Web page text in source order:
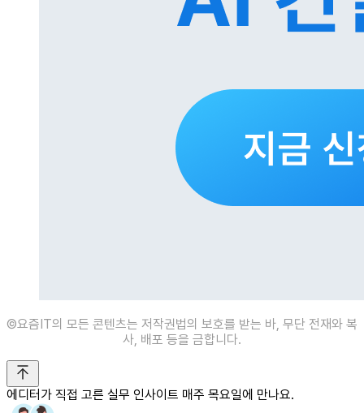
©️요즘IT의 모든 콘텐츠는 저작권법의 보호를 받는 바, 무단 전재와 복
사, 배포 등을 금합니다.
에디터가 직접 고른 실무 인사이트 매주 목요일에 만나요.